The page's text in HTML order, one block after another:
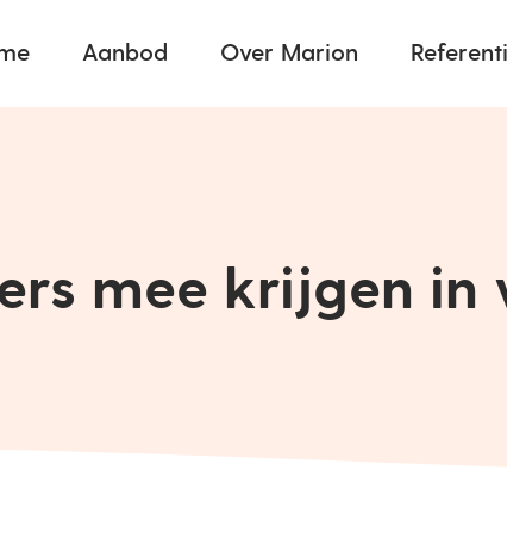
Aanbod Over Marion
mee krijgen in